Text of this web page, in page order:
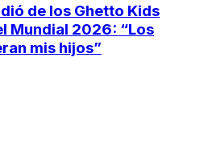
de los Ghetto Kids
Mundial 2026: “Los
mis hijos”